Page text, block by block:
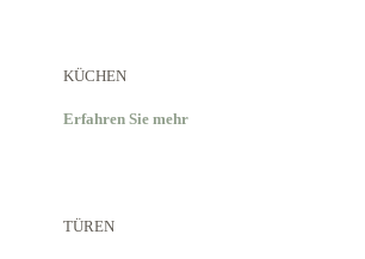
KÜCHEN
Erfahren Sie mehr
TÜREN